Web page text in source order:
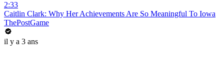
2:33
Caitlin Clark: Why Her Achievements Are So Meaningful To Iowa
ThePostGame
il y a 3 ans